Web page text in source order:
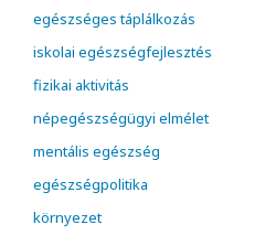
egészséges táplálkozás
iskolai egészségfejlesztés
fizikai aktivitás
népegészségügyi elmélet
mentális egészség
egészségpolitika
környezet